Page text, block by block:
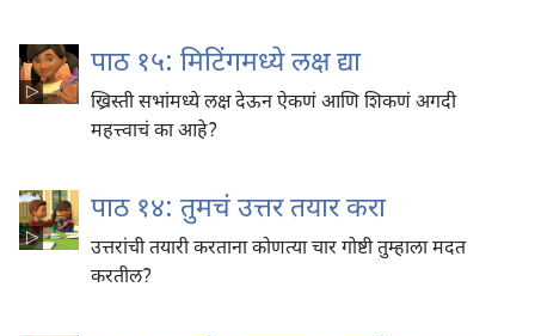
पाठ १५: मिटिंगमध्ये लक्ष द्या
ख्रिस्ती सभांमध्ये लक्ष देऊन ऐकणं आणि शिकणं अगदी
महत्त्वाचं का आहे?
पाठ १४: तुमचं उत्तर तयार करा
उत्तरांची तयारी करताना कोणत्या चार गोष्टी तुम्हाला मदत
करतील?